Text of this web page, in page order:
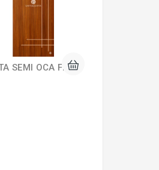
PORTA SEMI OCA FRISADA COD PPF 103